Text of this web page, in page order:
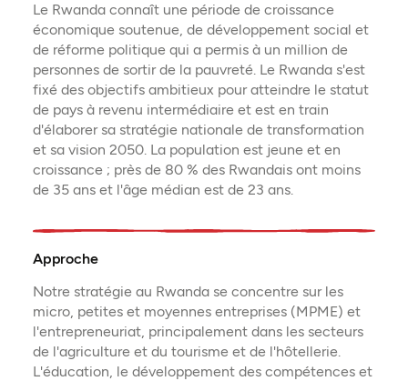
Le Rwanda connaît une période de croissance
économique soutenue, de développement social et
de réforme politique qui a permis à un million de
personnes de sortir de la pauvreté. Le Rwanda s'est
fixé des objectifs ambitieux pour atteindre le statut
de pays à revenu intermédiaire et est en train
d'élaborer sa stratégie nationale de transformation
et sa vision 2050. La population est jeune et en
croissance ; près de 80 % des Rwandais ont moins
de 35 ans et l'âge médian est de 23 ans.
Approche
Notre stratégie au Rwanda se concentre sur les
micro, petites et moyennes entreprises (MPME) et
l'entrepreneuriat, principalement dans les secteurs
de l'agriculture et du tourisme et de l'hôtellerie.
L'éducation, le développement des compétences et